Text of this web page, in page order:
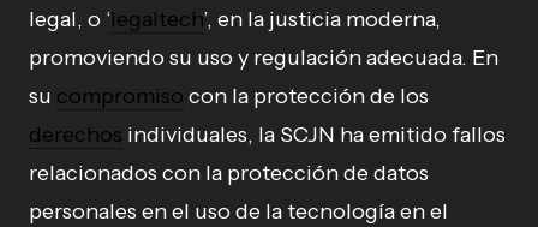
legal, o ‘legaltech’, en la justicia moderna,
promoviendo su uso y regulación adecuada. En
su compromiso con la protección de los
derechos individuales, la SCJN ha emitido fallos
relacionados con la protección de datos
personales en el uso de la tecnología en el